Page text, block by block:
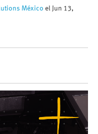
México el Jun 13,